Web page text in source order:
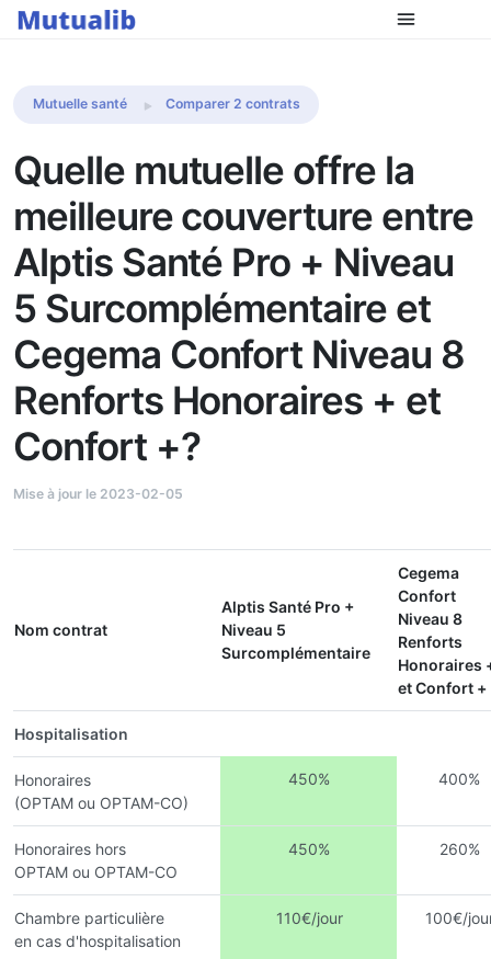
Comparer les mutuelles
Mutuelle santé Comparer 2 contrats
Quelle mutuelle offre la
meilleure couverture entre
Alptis Santé Pro + Niveau
5 Surcomplémentaire et
Cegema Confort Niveau 8
Renforts Honoraires + et
Confort +?
Mise à jour le 2023-02-05
Nom contrat
Alptis Santé Pro +
Niveau 5
Surcomplémentaire
Cegema
Confort
Niveau 8
Renforts
Honoraires
et Confort +
Hospitalisation
Honoraires
(OPTAM ou OPTAM-CO)
450% 400%
Honoraires hors
OPTAM ou OPTAM-CO
450% 260%
Chambre particulière
en cas d'hospitalisation
110€/jour 100€/